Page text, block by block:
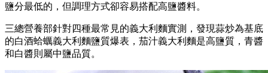
鹽分最低的，但調理方式卻容易搭配高鹽醬料。
三總營養部針對四種最常見的義大利麵實測，發現蒜炒為基底
的白酒蛤蠣義大利麵鹽質爆表，茄汁義大利麵是高鹽質，青醬
和白醬則屬中鹽品質。